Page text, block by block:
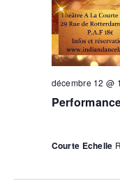
décembre 12 @
Courte Echelle